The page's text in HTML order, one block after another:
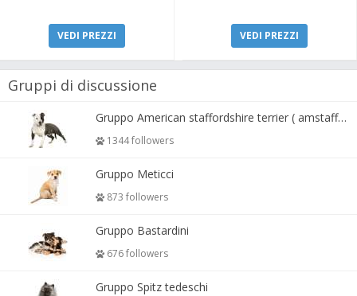
VEDI PREZZI VEDI PREZZI
Gruppi di discussione
Gruppo American staffordshire terrier ( amstaff, amastaff )
1344 followers
Gruppo Meticci
873 followers
Gruppo Bastardini
676 followers
Gruppo Spitz tedeschi